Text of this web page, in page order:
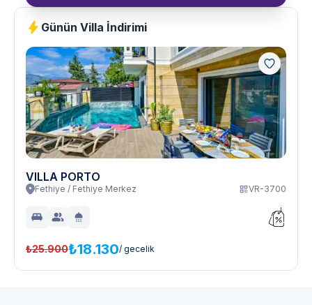
Günün Villa İndirimi
VILLA PORTO
Fethiye / Fethiye Merkez VR-3700
₺25.900₺18.130/ gecelik